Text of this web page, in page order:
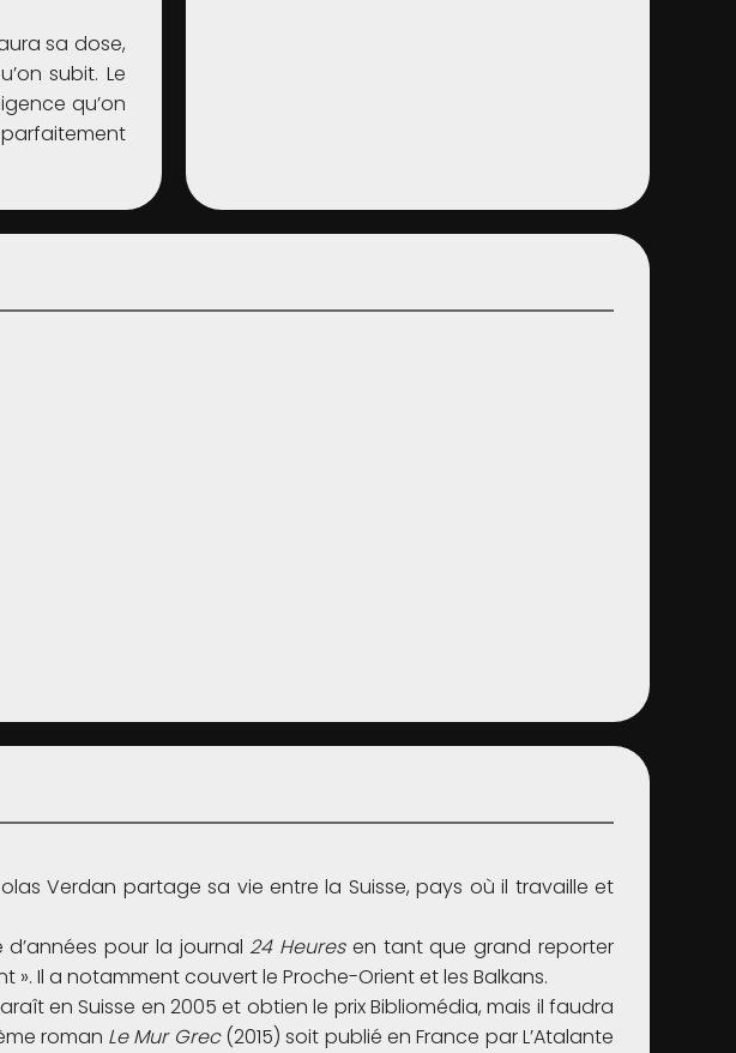
sa dose,
subit. Le
qu’on
Verdan partage sa vie entre la Suisse, pays où il travaille et
pour la journal 24 Heuresen tant que grand reporter
Il a notamment couvert le Proche-Orient et les Balkans.
en Suisse en 2005 et obtien le prix Bibliomédia, mais il faudra
roman Le Mur Grec(2015) soit publié en France par L’Atalante